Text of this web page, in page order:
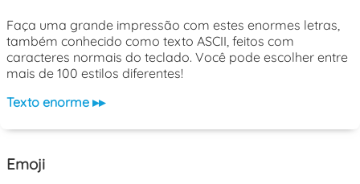
Faça uma grande impressão com estes enormes letras,
também conhecido como texto ASCII, feitos com
caracteres normais do teclado. Você pode escolher entre
mais de 100 estilos diferentes!
Texto enorme ▸▸
Emoji